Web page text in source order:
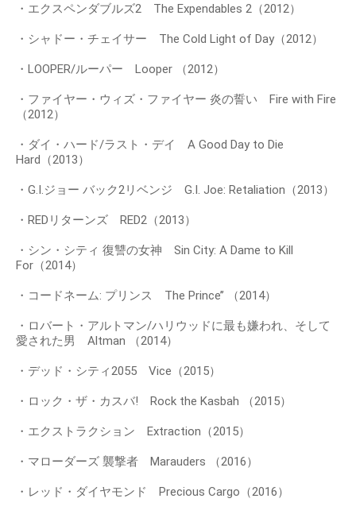
・エクスペンダブルズ2 The Expendables 2（2012）
・シャドー・チェイサー The Cold Light of Day（2012）
・LOOPER/ルーパー Looper （2012）
・ファイヤー・ウィズ・ファイヤー 炎の誓い Fire with Fire
（2012）
・ダイ・ハード/ラスト・デイ A Good Day to Die
Hard（2013）
・G.I.ジョー バック2リベンジ G.I. Joe: Retaliation（2013）
・REDリターンズ RED2（2013）
・シン・シティ 復讐の女神 Sin City: A Dame to Kill
For（2014）
・コードネーム: プリンス The Prince’’ （2014）
・ロバート・アルトマン/ハリウッドに最も嫌われ、そして
愛された男 Altman （2014）
・デッド・シティ2055 Vice（2015）
・ロック・ザ・カスバ! Rock the Kasbah （2015）
・エクストラクション Extraction（2015）
・マローダーズ 襲撃者 Marauders （2016）
・レッド・ダイヤモンド Precious Cargo（2016）